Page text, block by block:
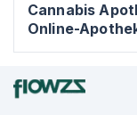
Cannabis
Online-